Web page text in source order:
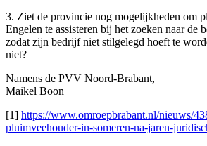
3. Ziet de provincie nog mogelijkheden om
Engelen te assisteren bij het zoeken naar de
zodat zijn bedrijf niet stilgelegd hoeft te
niet?
Namens de PVV Noord-Brabant,
Maikel Boon
[1] https://www.omroepbrabant.nl/nieuws/
pluimveehouder-in-someren-na-jaren-